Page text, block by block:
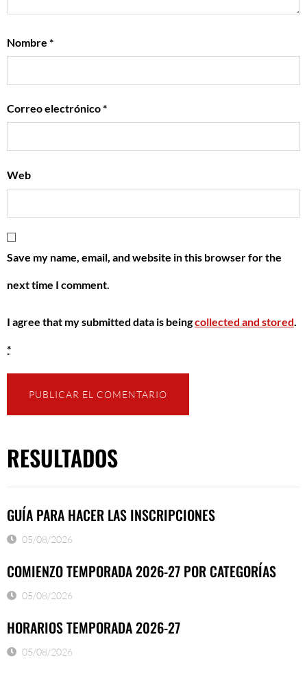
Nombre *
Correo electrónico*
Web
Save my name, email, and website in this browser for the
next time I comment.
I agree that my submitted data is beingcollected and stored.
*
RESULTADOS
GUÍA PARA HACER LAS INSCRIPCIONES
05/08/2026
COMIENZO TEMPORADA 2026-27 POR CATEGORÍAS
05/08/2026
HORARIOS TEMPORADA 2026-27
05/08/2026